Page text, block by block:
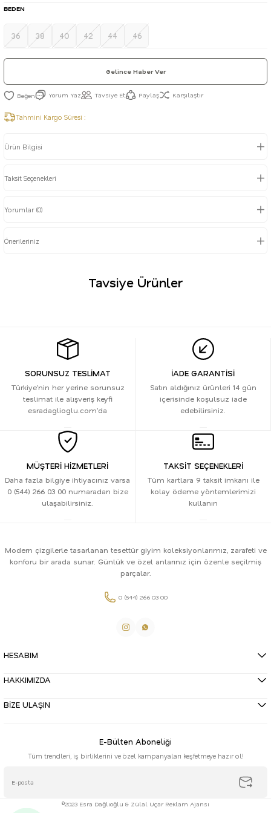
BEDEN
36 38 40 42 44 46
Gelince Haber Ver
Yorum Yaz Tavsiye Et Paylaş Karşılaştır
Tahmini Kargo Süresi :
Ürün Bilgisi
Taksit Seçenekleri
Yorumlar (0)
Önerileriniz
Tavsiye Ürünler
SORUNSUZ TESLİMAT
Türkiye’nin her yerine sorunsuz
teslimat ile alışveriş keyfi
esradaglioglu.com’da
İADE GARANTİSİ
Satın aldığınız ürünleri 14 gün
içerisinde koşulsuz iade
edebilirsiniz.
MÜŞTERİ HİZMETLERİ
Daha fazla bilgiye ihtiyacınız varsa
0 (544) 266 03 00 numaradan bize
ulaşabilirsiniz.
TAKSİT SEÇENEKLERİ
Tüm kartlara 9 taksit imkanı ile
kolay ödeme yöntemlerimizi
kullanın
Modern çizgilerle tasarlanan tesettür giyim koleksiyonlarımız, zarafeti ve
konforu bir arada sunar. Günlük ve özel anlarınız için özenle seçilmiş
parçalar.
0 (544) 266 03 00
HESABIM
HAKKIMIZDA
BİZE ULAŞIN
E-Bülten Aboneliği
Tüm trendleri, iş birliklerini ve özel kampanyaları keşfetmeye hazır ol!
©2023 Esra Dağlıoğlu & Zülal Uçar Reklam Ajansı